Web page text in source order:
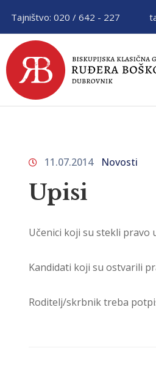
Tajništvo: 020 / 642 - 227
11.07.2014 Novosti
Upisi
Učenici koji su stekli pravo
Kandidati koji su ostvarili
Roditelj/skrbnik treba